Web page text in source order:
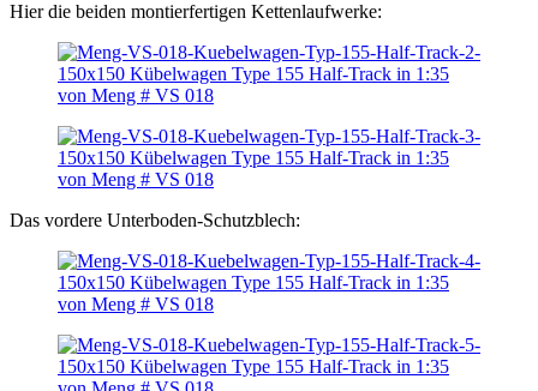
Hier die beiden montierfertigen Kettenlaufwerke:
Das vordere Unterboden-Schutzblech: